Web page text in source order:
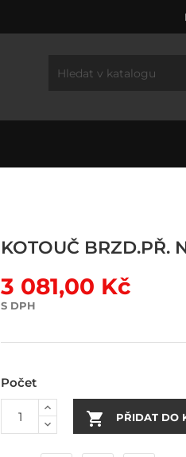
KOTOUČ BRZD.PŘ.
3 081,00 Kč
S DPH
Počet
 PŘIDAT DO